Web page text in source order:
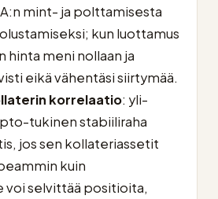
mint- ja polttamisesta
kun luottamus
hinta meni nollaan ja
eikä vähentäsi siirtymää.
korrelaatio: yli-
tukinen stabiiliraha
jos sen kollateriassetit
kuin
voi selvittää positioita,